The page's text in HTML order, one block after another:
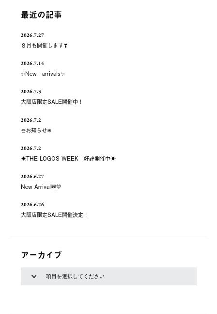
最近の記事
2026.7.27
８月も開催します❣
2026.7.14
✨New arrivals✨
2026.7.3
大阪店限定SALE開催中！
2026.7.2
⛄お知らせ❄
2026.7.2
☀️THE LOGOS WEEK 好評開催中☀️
2026.6.27
New Arrival🆕💛
2026.6.26
大阪店限定SALE開催決定！
アーカイブ